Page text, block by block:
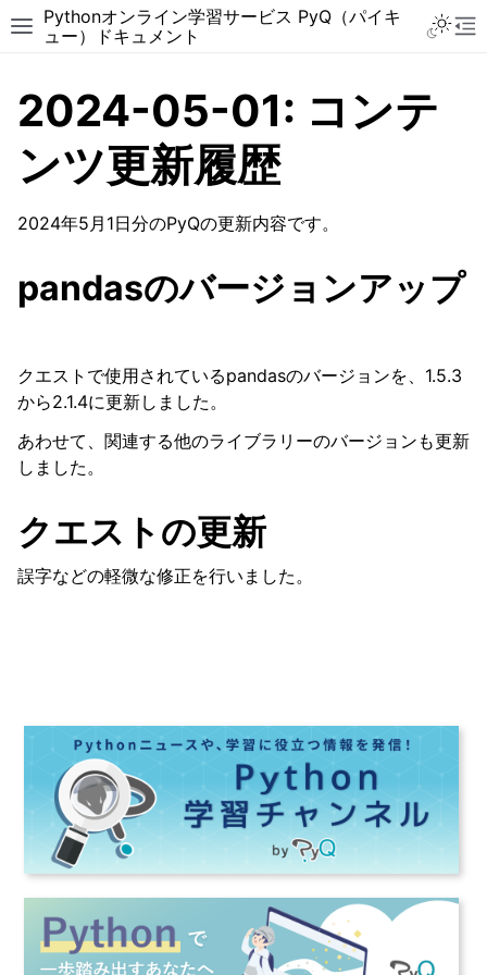
Pythonオンライン学習サービス PyQ（パイキ
ュー）ドキュメント
2024-05-01: コンテ
ンツ更新履歴
2024年5月1日分のPyQの更新内容です。
pandasのバージョンアップ
クエストで使用されているpandasのバージョンを、1.5.3
から2.1.4に更新しました。
あわせて、関連する他のライブラリーのバージョンも更新
しました。
クエストの更新
誤字などの軽微な修正を行いました。